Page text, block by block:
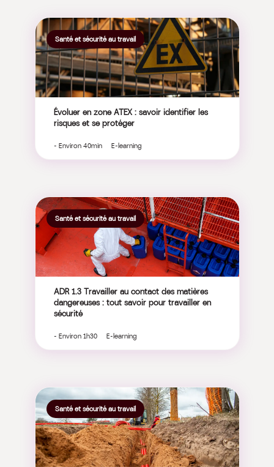
Santé et sécurité au travail
Évoluer en zone ATEX : savoir identifier les
risques et se protéger
- Environ 40min E-learning
Santé et sécurité au travail
ADR 1.3 Travailler au contact des matières
dangereuses : tout savoir pour travailler en
sécurité
- Environ 1h30 E-learning
Santé et sécurité au travail